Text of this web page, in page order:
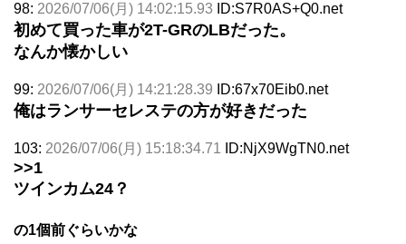
98: 2026/07/06(月) 14:02:15.93 ID:S7R0AS+Q0.net
初めて買った車が2T-GRのLBだった。
なんか懐かしい
99: 2026/07/06(月) 14:21:28.39 ID:67x70Eib0.net
俺はランサーセレステの方が好きだった
103: 2026/07/06(月) 15:18:34.71 ID:NjX9WgTN0.net
>>1
ツインカム24？
の1個前ぐらいかな